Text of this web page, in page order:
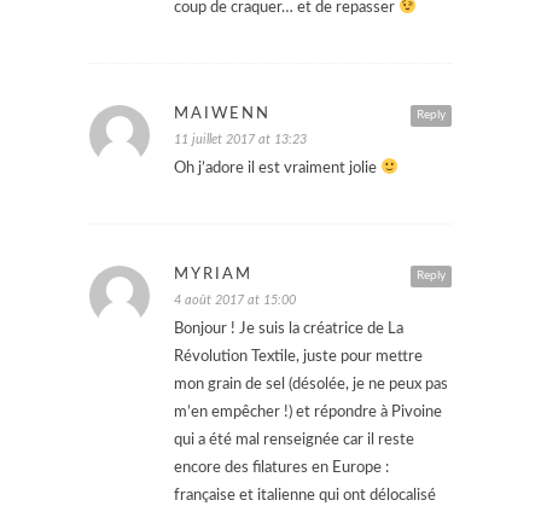
coup de craquer… et de repasser
Reply
MAIWENN
11 juillet 2017 at 13:23
Oh j’adore il est vraiment jolie
Reply
MYRIAM
4 août 2017 at 15:00
Bonjour ! Je suis la créatrice de La
Révolution Textile, juste pour mettre
mon grain de sel (désolée, je ne peux pas
m’en empêcher !) et répondre à Pivoine
qui a été mal renseignée car il reste
encore des filatures en Europe :
française et italienne qui ont délocalisé